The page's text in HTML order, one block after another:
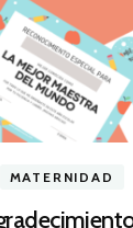
MATERNIDAD